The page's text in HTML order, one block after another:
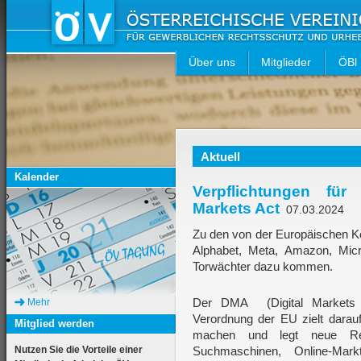
Über uns Mitglieder ÖBl
Aktuell
Verpflichtungen
Markets Act 07.03.2024
Zu den von der Europäischen
Alphabet, Meta, Amazon,
Torwächter dazu kommen.
Der DMA (Digital Markets
Verordnung der EU zielt
machen und legt neue
Suchmaschinen, Online-
Kalender
Mehr
Mitglied werden
Nutzen Sie die Vorteile einer